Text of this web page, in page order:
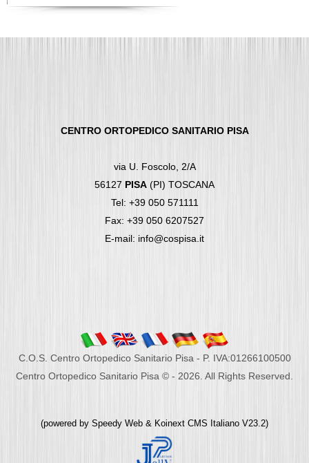
CENTRO ORTOPEDICO SANITARIO PISA
via U. Foscolo, 2/A
56127 PISA (PI) TOSCANA
Tel: +39 050 571111
Fax: +39 050 6207527
E-mail: info@cospisa.it
C.O.S. Centro Ortopedico Sanitario Pisa - P. IVA:01266100500
Centro Ortopedico Sanitario Pisa © - 2026. All Rights Reserved.
(powered by Speedy Web & Koinext CMS Italiano V23.2)